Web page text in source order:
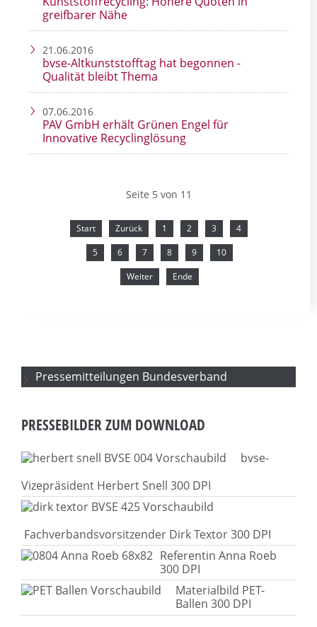
greifbarer Nähe
21.06.2016
bvse-Altkunststofftag hat begonnen -
Qualität bleibt Thema
07.06.2016
PAV GmbH erhält Grünen Engel für
Innovative Recyclinglösung
Seite 5 von 11
Start Zurück 1 2 3 4
5 6 7 8 9 10
Weiter Ende
Pressemitteilungen Bundesverband
PRESSEBILDER ZUM DOWNLOAD
bvse-
Vizepräsident Herbert Snell 300 DPI
Fachverbandsvorsitzender Dirk Textor 300 DPI
Referentin Anna Roeb
300 DPI
Materialbild PET-
Ballen 300 DPI